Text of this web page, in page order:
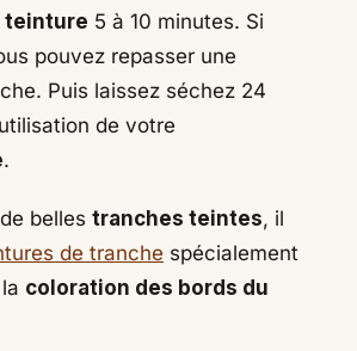
teinture 5 à 10 minutes. Si
pouvez repasser une
Puis laissez séchez 24
de votre
.
belles tranches teintes, il
de tranche spécialement
coloration des bords du